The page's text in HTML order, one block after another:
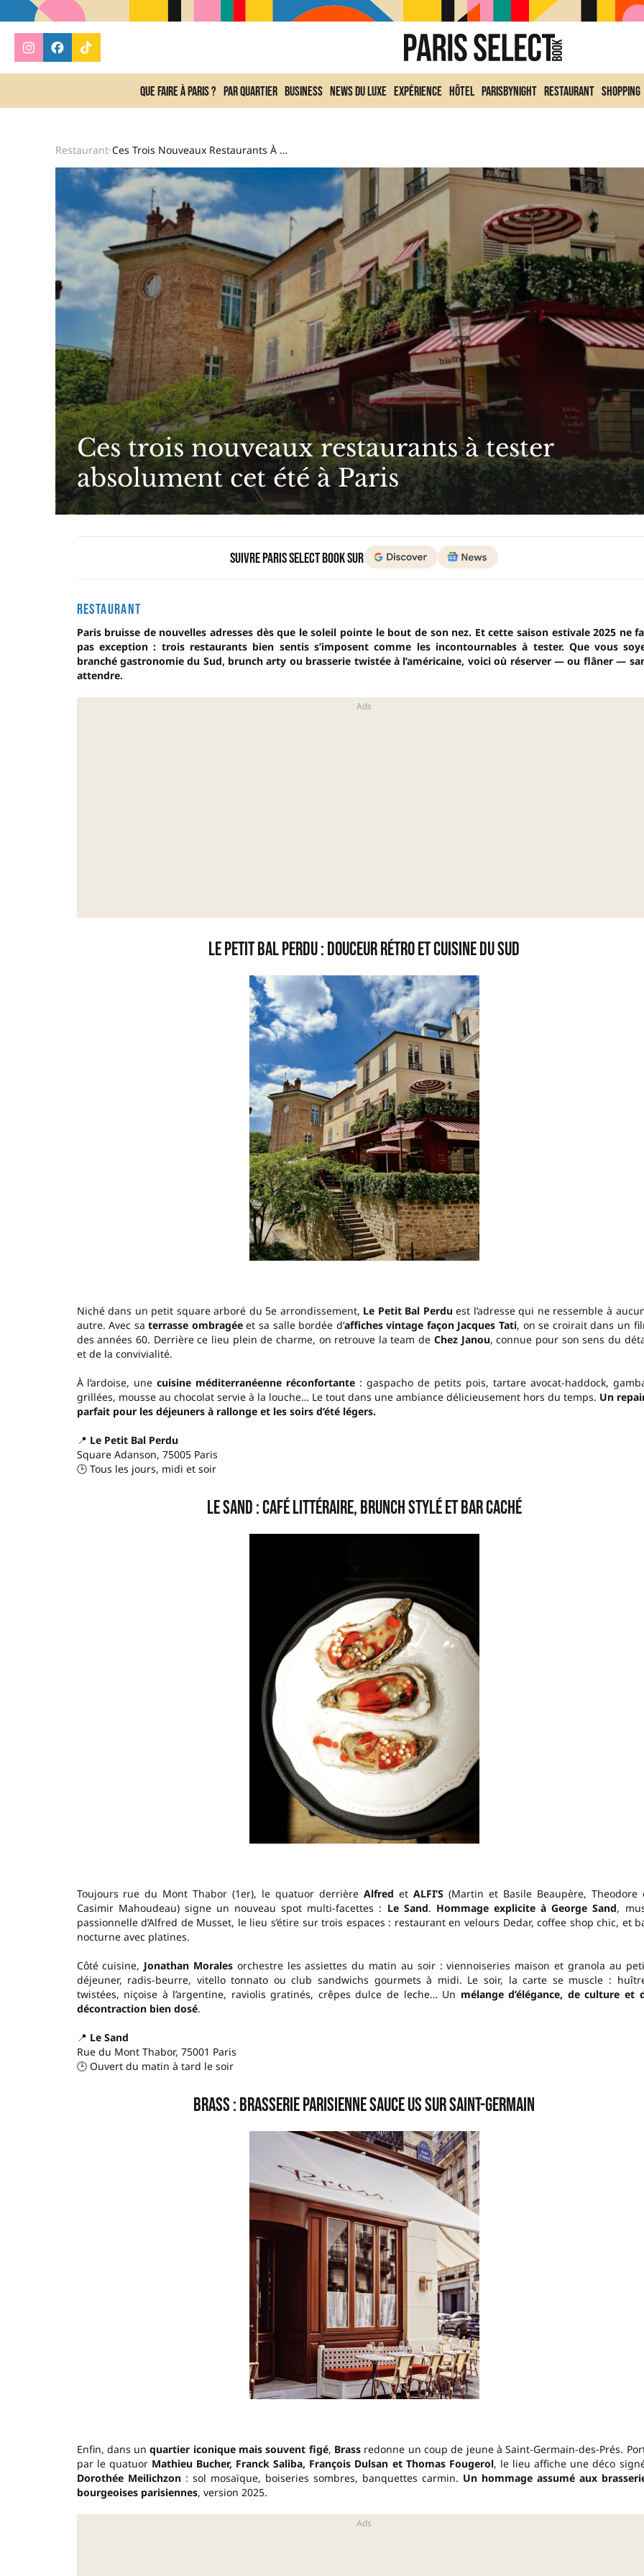
Que faire à Paris ? Par quartier Business News du Luxe Expérience Hôtel ParisByNight Restaurant Shopping
Restaurant• Ces Trois Nouveaux Restaurants À Tester Absolument Cet Été À Paris
Ces trois nouveaux restaurants à tester
absolument cet été à Paris
Suivre Paris Select Book sur
RESTAURANT
Paris bruisse de nouvelles adresses dès que le soleil pointe le bout de son nez. Et cette saison estivale 2025 ne
pas exception : trois restaurants bien sentis s’imposent comme les incontournables à tester. Que vous
branché gastronomie du Sud, brunch arty ou brasserie twistée à l’américaine, voici où réserver — ou flâner —
attendre.
Le Petit Bal Perdu : douceur rétro et cuisine du Sud
Niché dans un petit square arboré du 5e arrondissement, Le Petit Bal Perdu est l’adresse qui ne ressemble à
autre. Avec saterrasse ombragéeet sa salle bordée d’affiches vintage façon Jacques Tati, on se croirait dans un
des années 60. Derrière ce lieu plein de charme, on retrouve la team de Chez Janou, connue pour son sens du
et de la convivialité.
À l’ardoise, unecuisine méditerranéenne réconfortante : gaspacho de petits pois, tartare avocat-haddock,
grillées, mousse au chocolat servie à la louche… Le tout dans une ambiance délicieusement hors du temps. Un
parfait pour les déjeuners à rallonge et les soirs d’été légers.
📍 Le Petit Bal Perdu
Square Adanson, 75005 Paris
🕒 Tous les jours, midi et soir
Le Sand : café littéraire, brunch stylé et bar caché
Toujours rue du Mont Thabor (1er), le quatuor derrière Alfred et ALFI’S(Martin et Basile Beaupère, Theodore
Casimir Mahoudeau) signe un nouveau spot multi-facettes : Le Sand. Hommage explicite à George Sand,
passionnelle d’Alfred de Musset, le lieu s’étire sur trois espaces : restaurant en velours Dedar, coffee shop chic, et
nocturne avec platines.
Côté cuisine, Jonathan Moralesorchestre les assiettes du matin au soir : viennoiseries maison et granola au
déjeuner, radis-beurre, vitello tonnato ou club sandwichs gourmets à midi. Le soir, la carte se muscle :
twistées, niçoise à l’argentine, raviolis gratinés, crêpes dulce de leche… Un mélange d’élégance, de culture et
décontraction bien dosé.
📍 Le Sand
Rue du Mont Thabor, 75001 Paris
🕒 Ouvert du matin à tard le soir
Brass : brasserie parisienne sauce US sur Saint-Germain
Enfin, dans unquartier iconique mais souvent figé, Brass redonne un coup de jeune à Saint-Germain-des-Prés.
par le quatuor Mathieu Bucher, Franck Saliba, François Dulsan et Thomas Fougerol, le lieu affiche une déco
Dorothée Meilichzon: sol mosaïque, boiseries sombres, banquettes carmin. Un hommage assumé aux
bourgeoises parisiennes, version 2025.